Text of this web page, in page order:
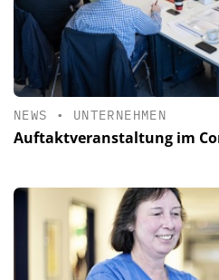
NEWS • UNTERNEHMEN
Auftaktveranstaltung im